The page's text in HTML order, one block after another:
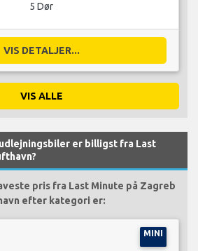
5 Dør
VIS DETALJER...
VIS ALLE
er billigst fra Last
pris fra Last Minute på Zagreb
efter kategori er:
MINI